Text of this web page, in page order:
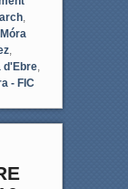
,
,
d'Ebre,
- FIC